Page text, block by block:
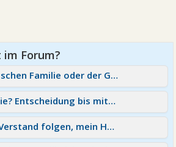
Entscheidung zwischen Familie oder der Geliebten
Affäre oder Familie? Entscheidung bis mitte April!
Möchte meinem Verstand folgen, mein Herz lässt es n zu